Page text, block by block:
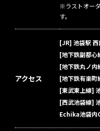
※ラストオー
す。
アクセス
[JR] 池袋駅
[地下鉄副都心
[地下鉄丸ノ内
[地下鉄有楽町
[東武東上線]
[西武池袋線]
Echika池袋内